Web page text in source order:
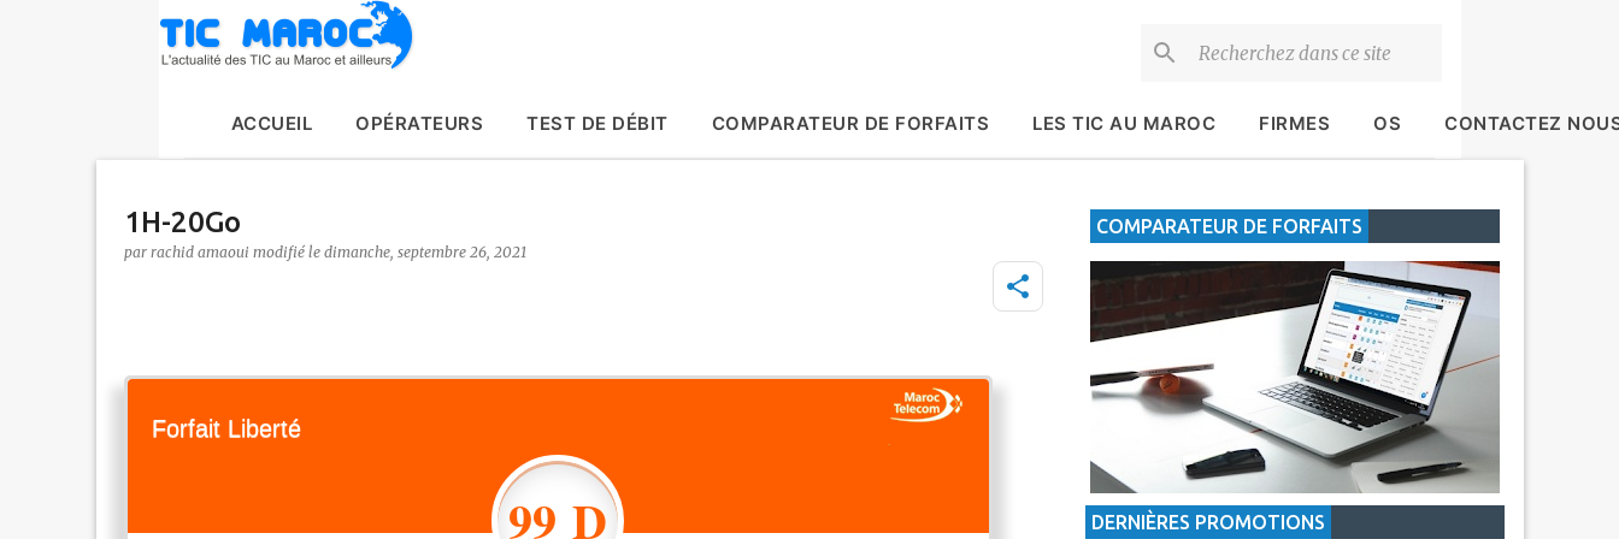
ACCUEIL OPÉRATEURS TEST DE DÉBIT COMPARATEUR DE FORFAITS LES TIC AU MAROC FIRMES OS CONTACTEZ
1H-20Go
par rachid amaoui le dimanche, septembre 26, 2021
Forfait Liberté
99 D
COMPARATEUR DE FORFAITS
DERNIÈRES PROMOTIONS